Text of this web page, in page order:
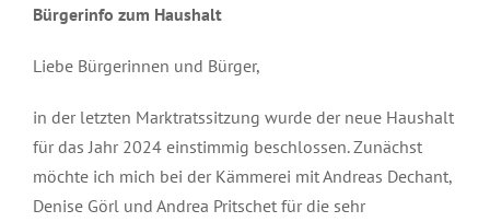
Bürgerinfo zum Haushalt
Liebe Bürgerinnen und Bürger,
in der letzten Marktratssitzung wurde der neue Haushalt
für das Jahr 2024 einstimmig beschlossen. Zunächst
möchte ich mich bei der Kämmerei mit Andreas Dechant,
Denise Görl und Andrea Pritschet für die sehr